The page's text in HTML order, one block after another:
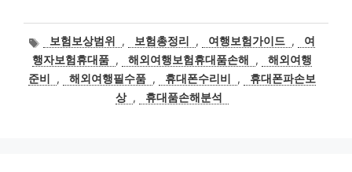
태
그
보험보상범위 , 보험총정리 , 여행보험가이드 ,
여
행자보험휴대품 , 해외여행보험휴대품손해 ,
해외여행
준비
, 해외여행필수품 , 휴대폰수리비 ,
휴대폰파손보
상 , 휴대품손해분석